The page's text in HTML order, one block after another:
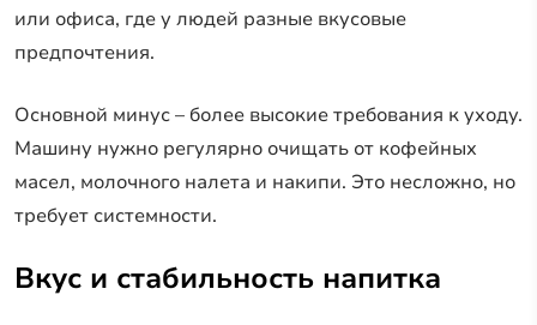
или офиса, где у людей разные вкусовые
предпочтения.
Основной минус – более высокие требования к уходу.
Машину нужно регулярно очищать от кофейных
масел, молочного налета и накипи. Это несложно, но
требует системности.
Вкус и стабильность напитка